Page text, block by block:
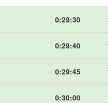
0:29:30
0:29:40
0:29:45
0:30:00